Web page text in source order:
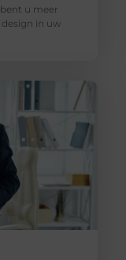
u meer
in uw